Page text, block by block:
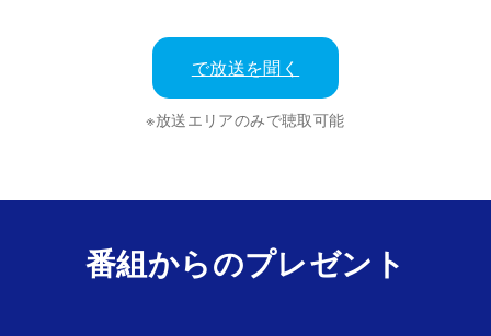
で放送を聞く
※放送エリアのみで聴取可能
番組からのプレゼント